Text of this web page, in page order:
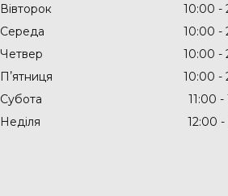
Вівторок
10:00
Середа
10:00
Четвер
10:00
Пʼятниця
10:00
Субота
11:00
Неділя
12:00